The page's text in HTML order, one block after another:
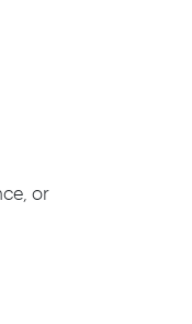
or